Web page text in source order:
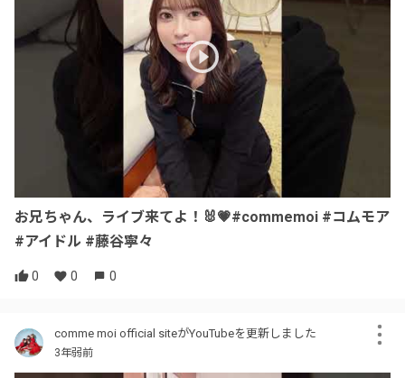
お兄ちゃん、ライブ来てよ！🐰💗#commemoi #コムモア
#アイドル #藤谷寧々
0 0 0
comme moi official siteがYouTubeを更新しました
3年弱前